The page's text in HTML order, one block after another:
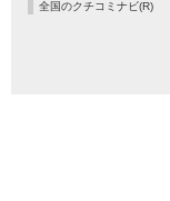
全国のクチコミナビ(R)